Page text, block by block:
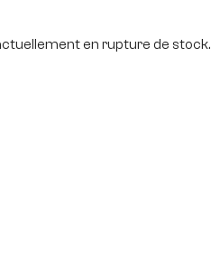
en rupture de stock.